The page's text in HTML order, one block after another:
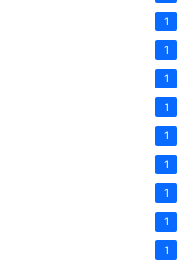
1
1
1
1
1
1
1
1
1